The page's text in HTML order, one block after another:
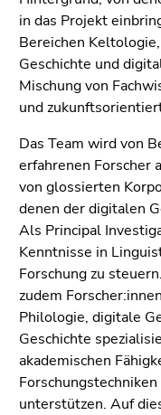
Sie diesen
Link.
Zum
Inhalt
(Zugriffstaste
Zur
Positionsanzeige
(Zugriffstaste
2)
Hauptnavigation
(Zugriffstaste
3)
Zur
Unternavigation
(Zugriffstaste
4)
in das Projekt
Bereichen
Geschichte und
Mischung von
und
Das Team wird von
erfahrenen Forscher
von glossierten
denen der digitalen
Als Principal
Kenntnisse in
Forschung zu
zudem
Philologie, digitale
Geschichte
akademischen
unterstützen. Auf